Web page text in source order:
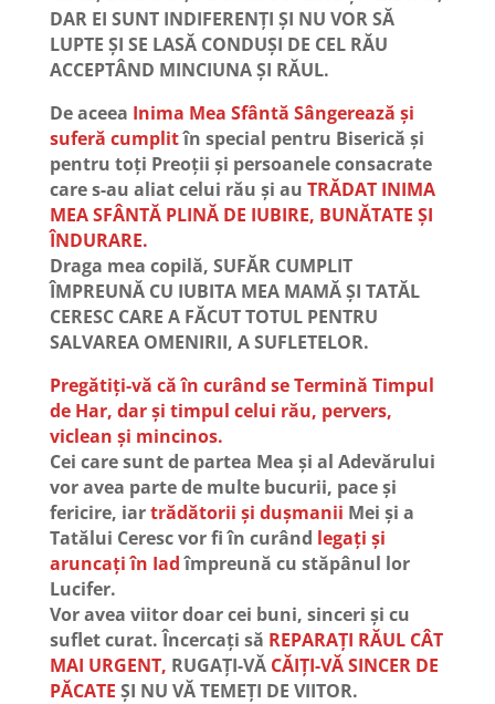
DAR EI SUNT INDIFERENȚI ȘI NU VOR SĂ
LUPTE ȘI SE LASĂ CONDUȘI DE CEL RĂU
ACCEPTÂND MINCIUNA ȘI RĂUL.
De aceea Inima Mea Sfântă Sângerează și
suferă cumplitîn special pentru Biserică și
pentru toți Preoții și persoanele consacrate
care s-au aliat celui rău și au TRĂDAT INIMA
MEA SFÂNTĂ PLINĂ DE IUBIRE, BUNĂTATE ȘI
ÎNDURARE.
Draga mea copilă, SUFĂR CUMPLIT
ÎMPREUNĂ CU IUBITA MEA MAMĂ ȘI TATĂL
CERESC CARE A FĂCUT TOTUL PENTRU
SALVAREA OMENIRII, A SUFLETELOR.
Pregătiți-vă că în curând se Termină Timpul
de Har, dar și timpul celui rău, pervers,
viclean și mincinos.
Cei care sunt de partea Mea și al Adevărului
vor avea parte de multe bucurii, pace și
fericire, iartrădătorii și dușmanii Mei și a
Tatălui Ceresc vor fi în curând legați și
aruncați în Iadîmpreună cu stăpânul lor
Lucifer.
Vor avea viitor doar cei buni, sinceri și cu
suflet curat. Încercați să REPARAȚI RĂUL CÂT
MAI URGENT, RUGAȚI-VĂ CĂIȚI-VĂ SINCER DE
PĂCATE ȘI NU VĂ TEMEȚI DE VIITOR.